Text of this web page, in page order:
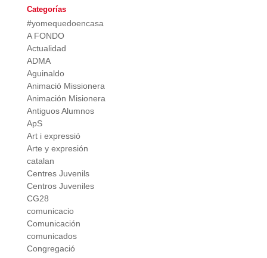
Categorías
#yomequedoencasa
A FONDO
Actualidad
ADMA
Aguinaldo
Animació Missionera
Animación Misionera
Antiguos Alumnos
ApS
Art i expressió
Arte y expresión
catalan
Centres Juvenils
Centros Juveniles
CG28
comunicacio
Comunicación
comunicados
Congregació